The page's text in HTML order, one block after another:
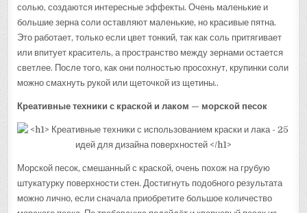
солью, создаются интересные эффекты. Очень маленькие и
большие зерна соли оставляют маленькие, но красивые пятна.
Это работает, только если цвет тонкий, так как соль притягивает
или впитует краситель, а пространство между зернами остается
светлее. После того, как они полностью просохнут, крупинки соли
можно смахнуть рукой или щеточкой из щетины..
Креативные техники с краской и лаком — морской песок
Морской песок, смешанный с краской, очень похож на грубую
штукатурку поверхности стен. Достигнуть подобного результата
можно лично, если сначала приобретите большое количество